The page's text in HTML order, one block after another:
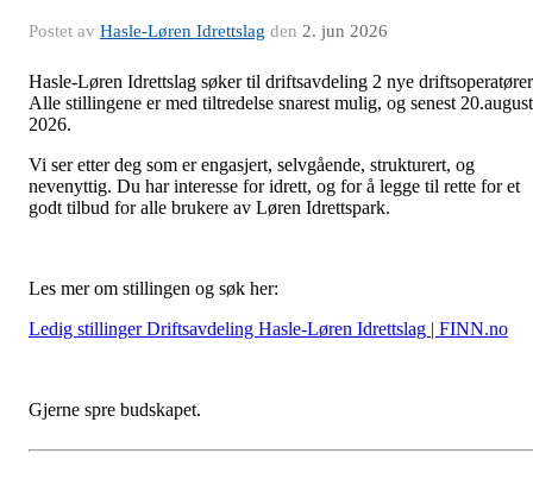
Postet av Hasle-Løren Idrettslag den 2. jun 2026
Hasle-Løren Idrettslag søker til driftsavdeling 2 nye
Alle stillingene er med tiltredelse snarest mulig, og senest 20.august
2026.
Vi ser etter deg som er engasjert, selvgående, strukturert, og
nevenyttig. Du har interesse for idrett, og for å legge til rette for et
godt tilbud for alle brukere av Løren Idrettspark.
Les mer om stillingen og søk her:
Ledig stillinger Driftsavdeling Hasle-Løren Idrettslag | FINN.no
Gjerne spre budskapet.